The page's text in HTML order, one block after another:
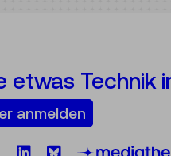
etwas Technik
anmelden
YouTube
LinkedIn
Bluesky